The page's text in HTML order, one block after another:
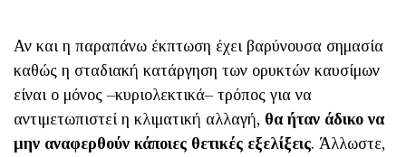
Αν και η παραπάνω έκπτωση έχει βαρύνουσα σημασία
καθώς η σταδιακή κατάργηση των ορυκτών καυσίμων
είναι ο μόνος –κυριολεκτικά– τρόπος για να
αντιμετωπιστεί η κλιματική αλλαγή, θα ήταν άδικο να
μην αναφερθούν κάποιες θετικές εξελίξεις. Άλλωστε,